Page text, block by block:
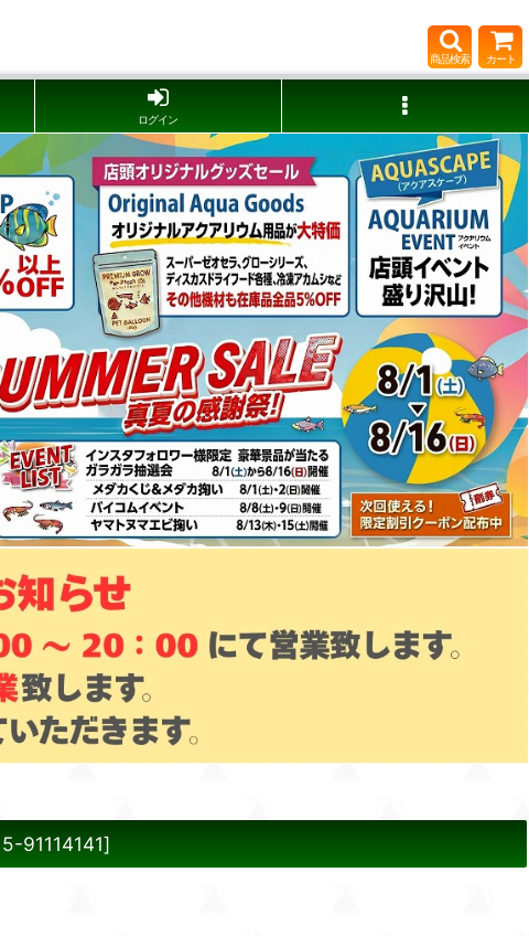
商品検索 カート
ログイン
91114141]